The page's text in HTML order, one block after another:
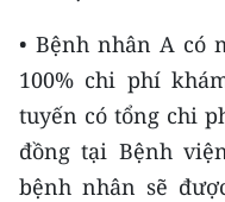
Ảnh
Infographic
TIN MỚI
• Bệnh nhân A có
100% chi phí
tuyến có tổng chi
đồng tại Bệnh
bệnh nhân sẽ